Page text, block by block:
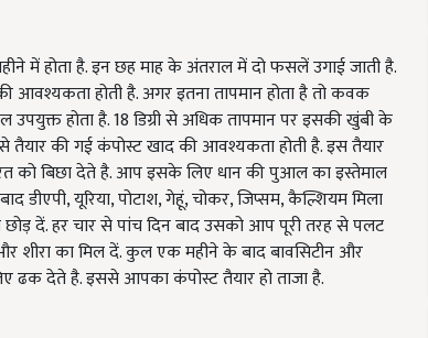
में होता है. इन छह माह के अंतराल में दो फसलें उगाई जाती है.
होती है. अगर इतना तापमान होता है तो कवक
उपयुक्त होता है. 18 डिग्री से अधिक तापमान पर इसकी खुंबी के
की गई कंपोस्ट खाद की आवश्यकता होती है. इस तैयार
को बिछा देते है. आप इसके लिए धान की पुआल का इस्तेमाल
यूरिया, पोटाश, गेहूं, चोकर, जिप्सम, कैल्शियम मिला
दें. हर चार से पांच दिन बाद उसको आप पूरी तरह से पलट
शीरा का मिल दें. कुल एक महीने के बाद बावसिटीन और
ढक देते है. इससे आपका कंपोस्ट तैयार हो ताजा है.